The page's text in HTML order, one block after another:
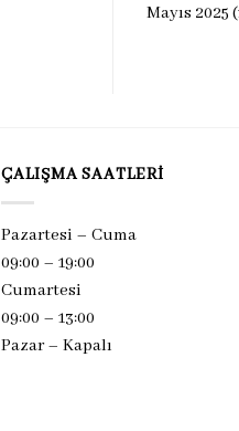
Mayıs 2025
ÇALIŞMA SAATLERI
Pazartesi – Cuma
09:00 – 19:00
Cumartesi
09:00 – 13:00
Pazar – Kapalı